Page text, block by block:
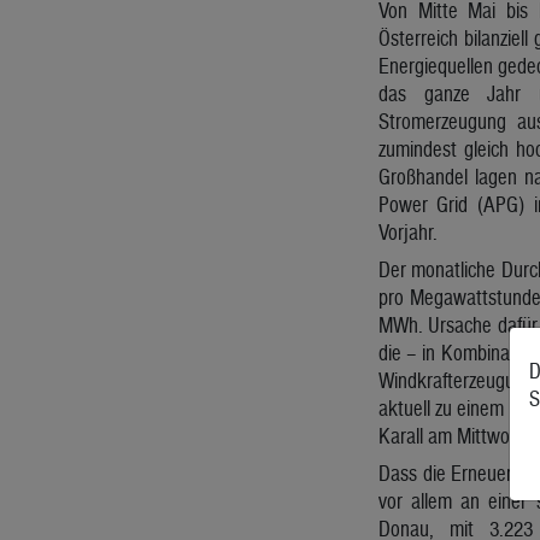
Von Mitte Mai bis
Österreich bilanziell
Energiequellen
das ganze
Stromerzeugung
zumindest gleich
Großhandel lagen
Power Grid (APG)
Vorjahr.
Der monatliche
pro
MWh. Ursache
die – in
aktuell zu einem
Karall am Mittwoch.
Dass die
vor allem an einer
Donau, mit